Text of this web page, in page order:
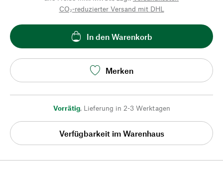
CO₂-reduzierter Versand mit DHL
In den Warenkorb
Merken
Vorrätig, Lieferung in 2-3 Werktagen
Verfügbarkeit im Warenhaus